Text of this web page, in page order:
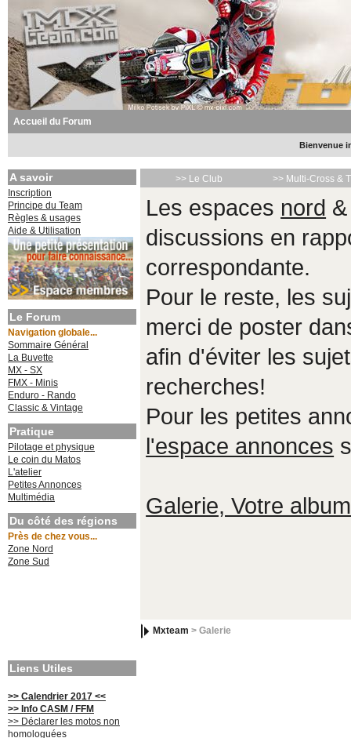
Accueil du Forum
Bienvenue
A savoir
Inscription
Principe du Team
Règles & usages
Aide & Utilisation
Le Forum
Navigation globale...
Sommaire Général
La Buvette
MX - SX
FMX - Minis
Enduro - Rando
Classic & Vintage
Pratique
Pilotage et physique
Le coin du Matos
L'atelier
Petites Annonces
Multimédia
Du côté des régions
Près de chez vous...
Zone Nord
Zone Sud
Liens Utiles
>> Calendrier 2017 <<
>> Info CASM / FFM
>> Déclarer les motos non
homologuées
>> Le Club >> Multi-Cross &
Les espaces nord
discussions en
correspondante.
Pour le reste, les
merci de poster
afin d'éviter les
recherches!
Pour les petites
l'espace annonces
Galerie, Votre
Mxteam > Galerie